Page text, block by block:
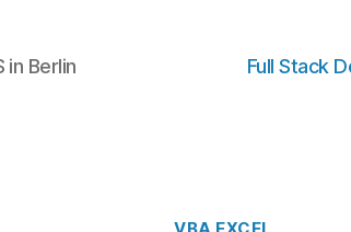
in Berlin Full Stack
Kategorien